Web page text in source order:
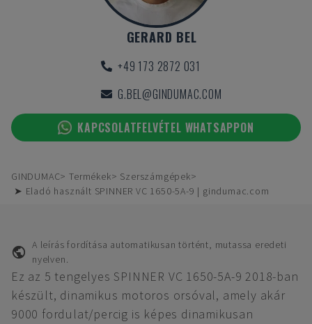
GERARD BEL
+49 173 2872 031
G.BEL@GINDUMAC.COM
KAPCSOLATFELVÉTEL WHATSAPPON
GINDUMAC Termékek
Szerszámgépek
➤ Eladó használt SPINNER VC 1650-5A-9 | gindumac.com
A leírás fordítása automatikusan történt, mutassa eredeti
nyelven.
Ez az 5 tengelyes SPINNER VC 1650-5A-9 2018-ban
készült, dinamikus motoros orsóval, amely akár
9000 fordulat/percig is képes dinamikusan